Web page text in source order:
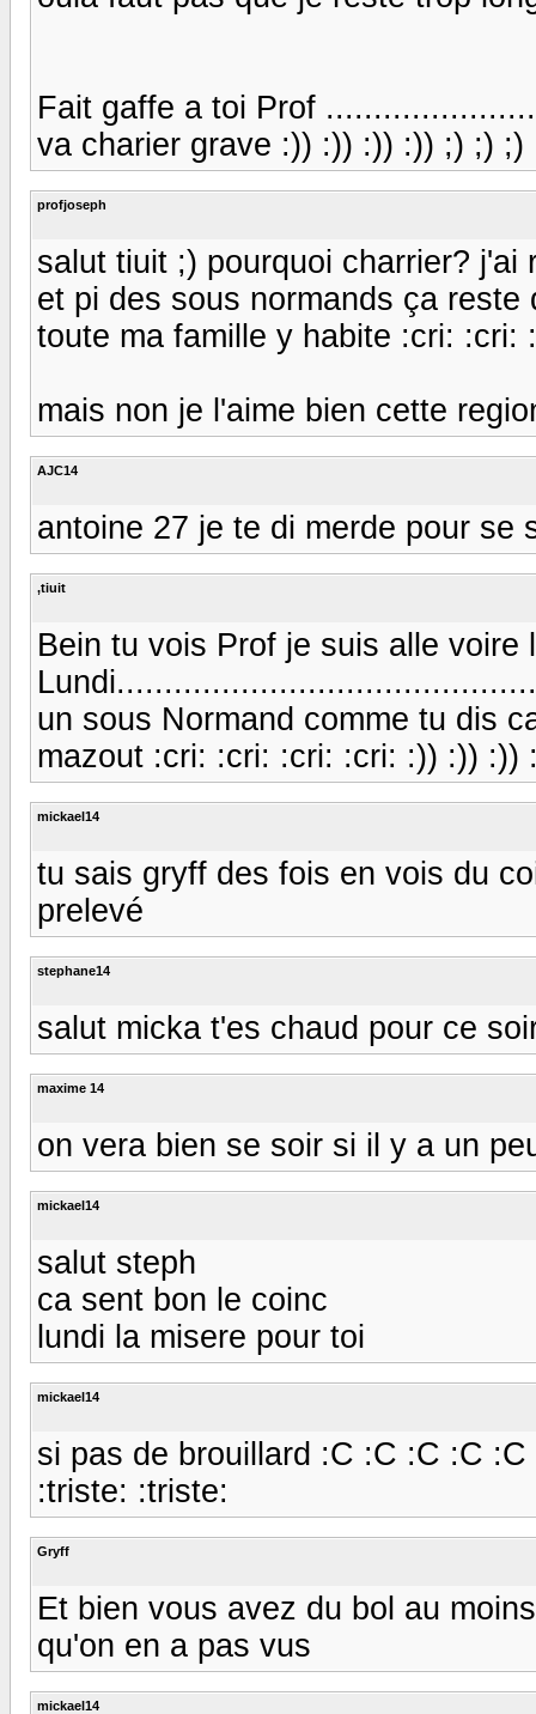
Fait gaffe a toi Prof
va charier grave :)) :)) :)) :)) ;) ;) ;)
profjoseph
salut tiuit ;) pourquoi charrier? j'ai
et pi des sous normands ça
toute ma famille y habite :cri: :cri:
mais non je l'aime bien cette
AJC14
antoine 27 je te di merde pour se
,tiuit
Bein tu vois Prof je suis alle
un sous Normand comme tu dis
mazout :cri: :cri: :cri: :cri: :)) :)) :))
mickael14
tu sais gryff des fois en vois du
prelevé
stephane14
salut micka t'es chaud pour ce
maxime 14
on vera bien se soir si il y a un
mickael14
salut steph
ca sent bon le coinc
lundi la misere pour toi
mickael14
si pas de brouillard :C :C :C :C
:triste: :triste:
Gryff
Et bien vous avez du bol au
qu'on en a pas vus
mickael14